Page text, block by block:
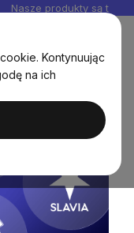
Kontynuując
na ich
Nasze produkty są